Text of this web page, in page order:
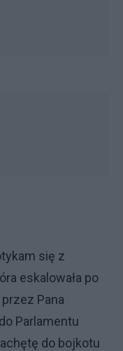
się z
eskalowała po
Pana
Parlamentu
do bojkotu